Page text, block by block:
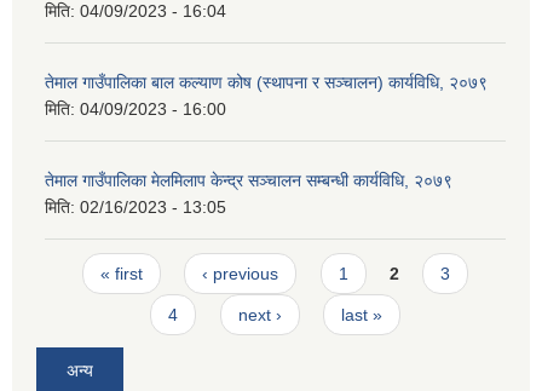
मिति: 04/09/2023 - 16:04
तेमाल गाउँपालिका बाल कल्याण कोष (स्थापना र सञ्चालन) कार्यविधि, २०७९
मिति: 04/09/2023 - 16:00
तेमाल गाउँपालिका मेलमिलाप केन्द्र सञ्चालन सम्बन्धी कार्यविधि, २०७९
मिति: 02/16/2023 - 13:05
Pages
« first ‹ previous 1 2 3
4 next › last »
अन्य